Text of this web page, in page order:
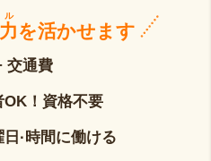
を活かせます
交通費
OK！資格不要
·時間に働ける